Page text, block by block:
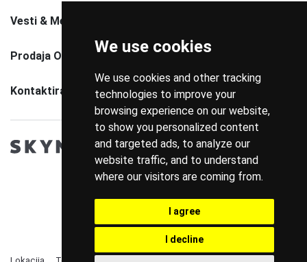
We use cookies
We use cookies and other tracking
technologies to improve your
browsing experience on our website,
to show you personalized content
and targeted ads, to analyze our
website traffic, and to understand
where our visitors are coming from.
I agree
I decline
Vesti & Media
Prodaja Opreme
Kontaktirajte Nas